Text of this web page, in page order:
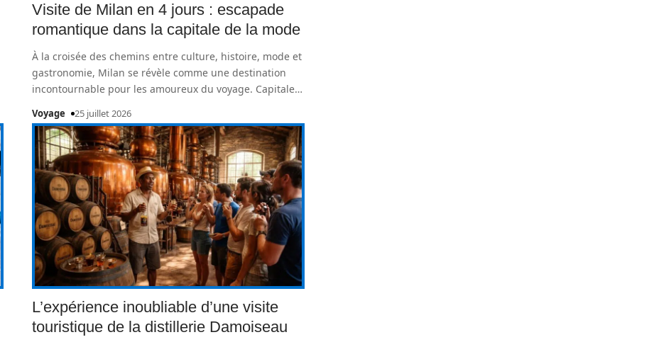
Visite de Milan en 4 jours : escapade
romantique dans la capitale de la mode
À la croisée des chemins entre culture, histoire, mode et
gastronomie, Milan se révèle comme une destination
incontournable pour les amoureux du voyage. Capitale…
Voyage 25 juillet 2026
L’expérience inoubliable d’une visite
touristique de la distillerie Damoiseau